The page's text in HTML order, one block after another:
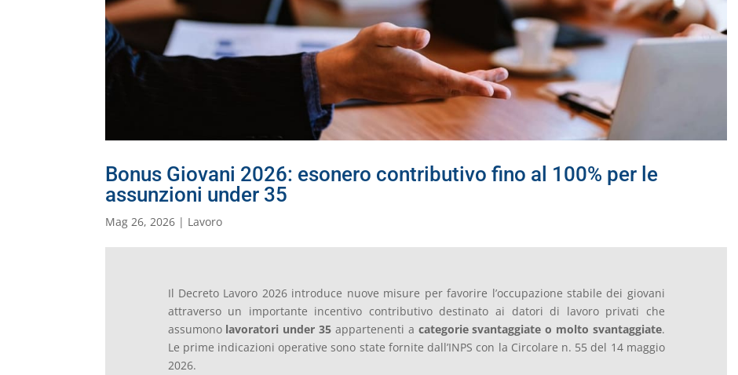
Bonus Giovani 2026: esonero contributivo fino al 100% per le
assunzioni under 35
Mag 26, 2026 | Lavoro
Il Decreto Lavoro 2026 introduce nuove misure per favorire l’occupazione stabile dei giovani
attraverso un importante incentivo contributivo destinato ai datori di lavoro privati che
assumono lavoratori under 35 appartenenti a categorie svantaggiate o molto svantaggiate.
Le prime indicazioni operative sono state fornite dall’INPS con la Circolare n. 55 del 14 maggio
2026.